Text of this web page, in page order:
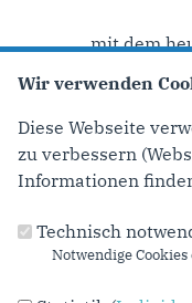
mit dem
mehr lesen
Seiten
Fußbereich
Anschrift
Wir verwenden
Diese Webseite
zu verbessern
Informationen
Technisch
Notwendige